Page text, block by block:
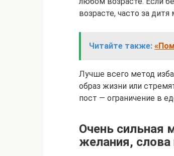
возрасте, часто за
Читайте также:
Лучше всего метод
образ жизни или
пост — ограничение в
Очень сильная
желания, слова